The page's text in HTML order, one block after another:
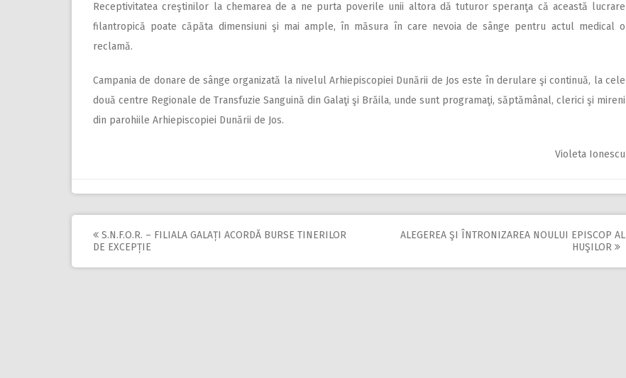
Receptivitatea creştinilor la chemarea de a ne purta poverile unii altora dă tuturor speranţa că această lucrare
filantropică poate căpăta dimensiuni şi mai ample, în măsura în care nevoia de sânge pentru actul medical o
reclamă.
Campania de donare de sânge organizată la nivelul Arhi­epis­copiei Dunării de Jos este în derulare şi continuă, la cele
două centre Regionale de Transfuzie Sanguină din Galaţi şi Brăila, unde sunt programaţi, săptămânal, clerici şi mireni
din parohiile Arhiepiscopiei Dunării de Jos.
Violeta Ionescu
Post
navigation
S.N.F.O.R. – FILIALA GALAȚI ACORDĂ BURSE TINERILOR
DE EXCEPȚIE
ALEGEREA ŞI ÎNTRONIZAREA NOULUI EPISCOP AL
HUŞILOR